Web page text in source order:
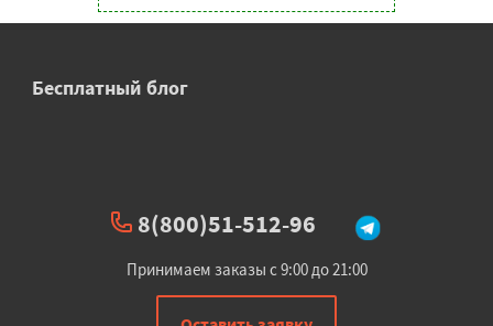
Бесплатный блог
8(800)51-512-96
Принимаем заказы с 9:00 до 21:00